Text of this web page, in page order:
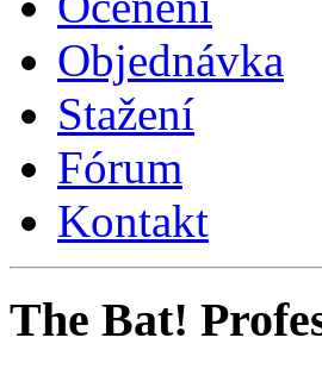
Objednávka
Stažení
Fórum
Kontakt
The Bat!